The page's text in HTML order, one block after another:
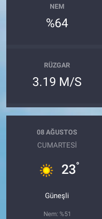
NEM
%64
RÜZGAR
3.19 M/S
08 AĞUSTOS
CUMARTESI
23°
Güneşli
Nem: %51